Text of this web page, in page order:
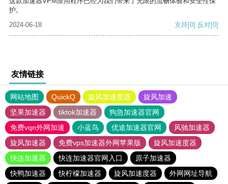
护。
2024-06-18
支持[0] 反对[0]
友情链接
网站地图 QuickQ 旋风加速度器
旋风加速
坚果加速器
tiktok加速器
狗急加速器官网
免费vqn外网加速
小蓝鸟 优途加速器官网
风驰加速器
旋风加速器
免费vps加速器外网苹果版
旋风加速度器
快连加速器
快连加速器官网入口
原子加速器
快鸭加速器
快柠檬加速器 旋风加速度器
外网网址导航